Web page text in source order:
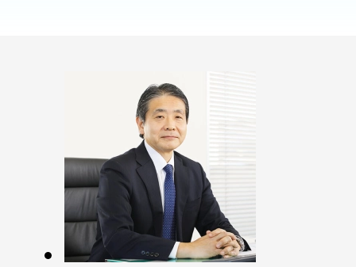
一歩先へ、そして未来
へ